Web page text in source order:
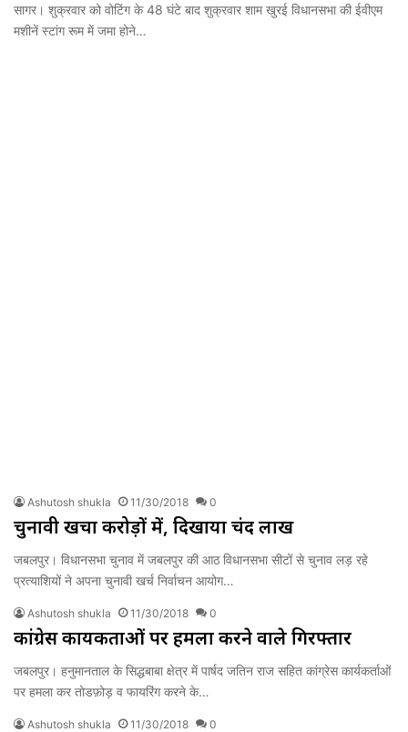
सागर। शुक्रवार को वोटिंग के 48 घंटे बाद शुक्रवार शाम खुरई विधानसभा की ईवीएम
मशीनें स्टांग रूम में जमा होने…
Ashutosh shukla 11/30/2018 0
चुनावी खर्चा करोड़ों में, दिखाया चंद लाख
जबलपुर। विधानसभा चुनाव में जबलपुर की आठ विधानसभा सीटों से चुनाव लड़ रहे
प्रत्याशियों ने अपना चुनावी खर्च निर्वाचन आयोग…
Ashutosh shukla 11/30/2018 0
कांग्रेस कार्यकर्ताओं पर हमला करने वाले गिरफ्तार
जबलपुर। हनुमानताल के सिद्धबाबा क्षेत्र में पार्षद जतिन राज सहित कांग्रेस कार्यकर्ताओं
पर हमला कर तोडफ़ोड़ व फायरिंग करने के…
Ashutosh shukla 11/30/2018 0